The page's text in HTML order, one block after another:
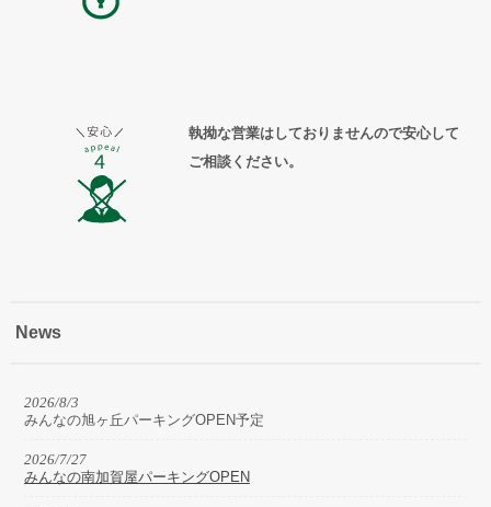
執拗な営業はしておりませんので安心して
ご相談ください。
News
2026/8/3
みんなの旭ヶ丘パーキングOPEN予定
2026/7/27
みんなの南加賀屋パーキングOPEN